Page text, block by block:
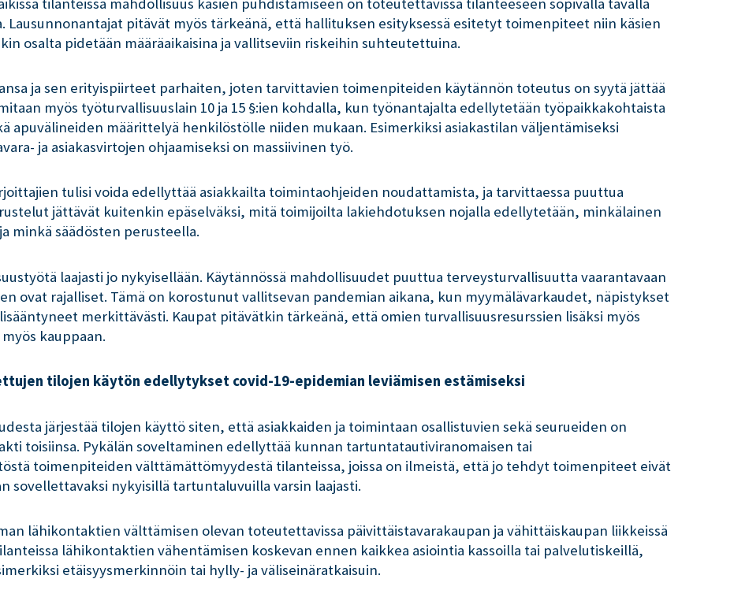
Lausunnonantajat pitävät myös tärkeänä, että hallituksen esityksessä esitetyt toimenpiteet niin käsien
osalta pidetään määräaikaisina ja vallitseviin riskeihin suhteutettuina.
ja sen erityispiirteet parhaiten, joten tarvittavien toimenpiteiden käytännön toteutus on syytä jättää
myös työturvallisuuslain 10 ja 15 §:ien kohdalla, kun työnantajalta edellytetään työpaikkakohtaista
apuvälineiden määrittelyä henkilöstölle niiden mukaan. Esimerkiksi asiakastilan väljentämiseksi
ja asiakasvirtojen ohjaamiseksi on massiivinen työ.
tulisi voida edellyttää asiakkailta toimintaohjeiden noudattamista, ja tarvittaessa puuttua
jättävät kuitenkin epäselväksi, mitä toimijoilta lakiehdotuksen nojalla edellytetään, minkälainen
minkä säädösten perusteella.
laajasti jo nykyisellään. Käytännössä mahdollisuudet puuttua terveysturvallisuutta vaarantavaan
ovat rajalliset. Tämä on korostunut vallitsevan pandemian aikana, kun myymälävarkaudet, näpistykset
merkittävästi. Kaupat pitävätkin tärkeänä, että omien turvallisuusresurssien lisäksi myös
kauppaan.
tilojen käytön edellytykset covid-19-epidemian leviämisen estämiseksi
järjestää tilojen käyttö siten, että asiakkaiden ja toimintaan osallistuvien sekä seurueiden on
toisiinsa. Pykälän soveltaminen edellyttää kunnan tartuntatautiviranomaisen tai
toimenpiteiden välttämättömyydestä tilanteissa, joissa on ilmeistä, että jo tehdyt toimenpiteet eivät
sovellettavaksi nykyisillä tartuntaluvuilla varsin laajasti.
lähikontaktien välttämisen olevan toteutettavissa päivittäistavarakaupan ja vähittäiskaupan liikkeissä
lähikontaktien vähentämisen koskevan ennen kaikkea asiointia kassoilla tai palvelutiskeillä,
etäisyysmerkinnöin tai hylly- ja väliseinäratkaisuin.